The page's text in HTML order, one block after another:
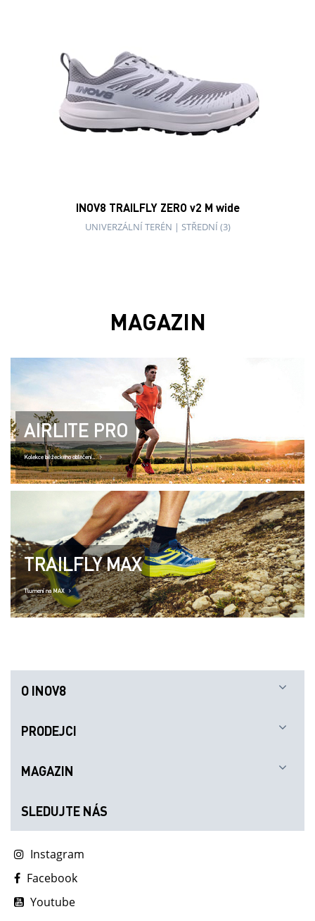
INOV8 TRAILFLY ZERO v2 M wide
UNIVERZÁLNÍ TERÉN | STŘEDNÍ (3)
MAGAZIN
AIRLITE PRO
Kolekce běžeckého oblečení..
TRAILFLY MAX
Tlumení na MAX
O INOV8
PRODEJCI
MAGAZIN
SLEDUJTE NÁS
Instagram
Facebook
Youtube